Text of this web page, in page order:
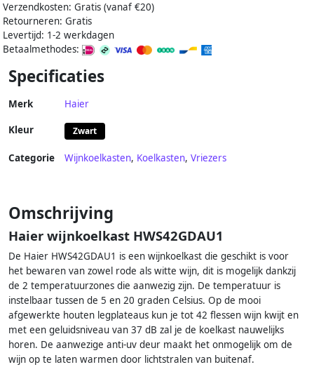
Verzendkosten: Gratis (vanaf €20)
Retourneren: Gratis
Levertijd: 1-2 werkdagen
Betaalmethodes:
Specificaties
Merk Haier
Kleur Zwart
Categorie Wijnkoelkasten, Koelkasten, Vriezers
Omschrijving
Haier wijnkoelkast HWS42GDAU1
De Haier HWS42GDAU1 is een wijnkoelkast die geschikt is voor
het bewaren van zowel rode als witte wijn, dit is mogelijk dankzij
de 2 temperatuurzones die aanwezig zijn. De temperatuur is
instelbaar tussen de 5 en 20 graden Celsius. Op de mooi
afgewerkte houten legplateaus kun je tot 42 flessen wijn kwijt en
met een geluidsniveau van 37 dB zal je de koelkast nauwelijks
horen. De aanwezige anti-uv deur maakt het onmogelijk om de
wijn op te laten warmen door lichtstralen van buitenaf.